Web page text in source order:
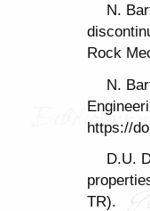
N.
Rock
N.
https://
D.U.
TR).